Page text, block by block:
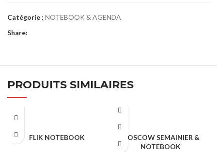
Catégorie : NOTEBOOK & AGENDA
Share:
PRODUITS SIMILAIRES
FLIK NOTEBOOK
MOSCOW SEMAINIER &
NOTEBOOK